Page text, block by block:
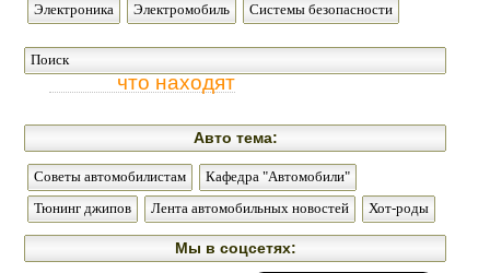
Электроника
Электромобиль Системы безопасности
Поиск
что находят
Авто тема:
Советы автомобилистам
Кафедра "Автомобили"
Тюнинг джипов
Лента автомобильных новостей Хот-роды
Мы в соцсетях: